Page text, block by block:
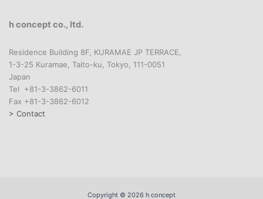
h concept co., ltd.
Residence Building 8F, KURAMAE JP TERRACE,
1-3-25 Kuramae, Taito-ku, Tokyo, 111-0051
Japan
Tel +81-3-3862-6011
Fax +81-3-3862-6012
> Contact
Copyright © 2026 h concept